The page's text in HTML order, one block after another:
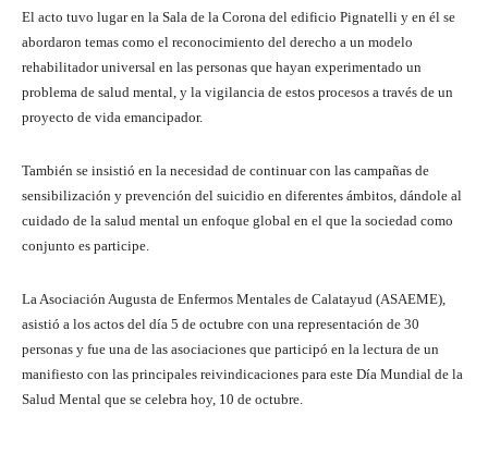
El acto tuvo lugar en la Sala de la Corona del edificio Pignatelli y en él se
abordaron temas como el reconocimiento del derecho a un modelo
rehabilitador universal en las personas que hayan experimentado un
problema de salud mental, y la vigilancia de estos procesos a través de un
proyecto de vida emancipador.
También se insistió en la necesidad de continuar con las campañas de
sensibilización y prevención del suicidio en diferentes ámbitos, dándole al
cuidado de la salud mental un enfoque global en el que la sociedad como
conjunto es participe.
La Asociación Augusta de Enfermos Mentales de Calatayud (ASAEME),
asistió a los actos del día 5 de octubre con una representación de 30
personas y fue una de las asociaciones que participó en la lectura de un
manifiesto con las principales reivindicaciones para este Día Mundial de la
Salud Mental que se celebra hoy, 10 de octubre.